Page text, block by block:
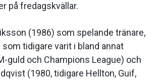
på fredagskvällar.
(1986) som spelande tränare,
tidigare varit i bland annat
guld och Champions League) och
(1980, tidigare Hellton, Guif,